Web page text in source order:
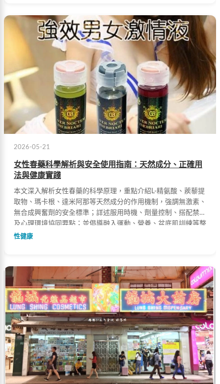
2026-05-21
女性春藥科學解析與安全使用指南：天然成分、正確用
法與健康實踐
本文深入解析女性春藥的科學原理，重點介紹L-精氨酸、蒺藜提
取物、瑪卡根、達米阿那等天然成分的作用機制，強調無激素、
無合成興奮劑的安全標準；詳述服用時機、劑量控制、搭配禁忌
及心理環境協同要點；並倡導融入運動、營養、盆底肌訓練等整
體性健康實踐。
性健康